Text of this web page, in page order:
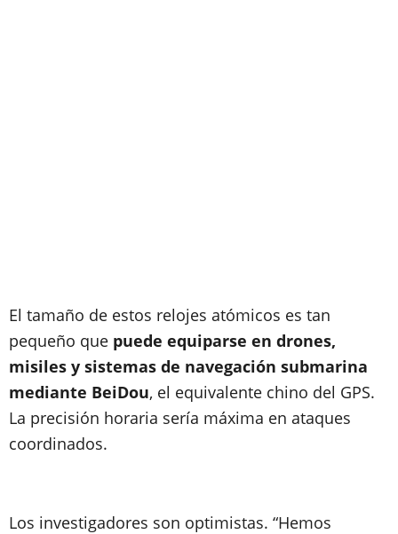
El tamaño de estos relojes atómicos es tan
pequeño que puede equiparse en drones,
misiles y sistemas de navegación submarina
mediante BeiDou, el equivalente chino del GPS.
La precisión horaria sería máxima en ataques
coordinados.
Los investigadores son optimistas. “Hemos